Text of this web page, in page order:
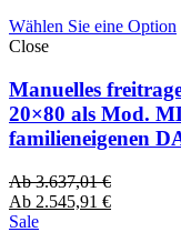
Wählen Sie eine Option
Close
Manuelles
20×80 als Mod.
familieneigenen
Ab3.637,01€
Ab 2.545,91 €
Sale